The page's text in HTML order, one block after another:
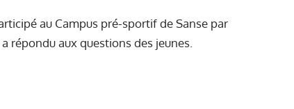
au Campus pré-sportif de Sanse par
répondu aux questions des jeunes.